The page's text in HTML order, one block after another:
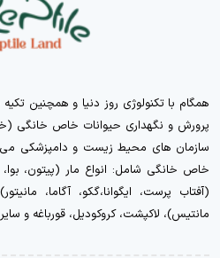
پرورش و نگهداری حیوانات خاص خانگی
سازمان های محیط زیست و دامپزشکی می
خاص خانگی شامل: انواع مار (پیتون،
(آفتاب پرست، ایگوانا،گکو، آگاما،
مانتیس)، لاکپشت، کروکودیل، قورباغه و